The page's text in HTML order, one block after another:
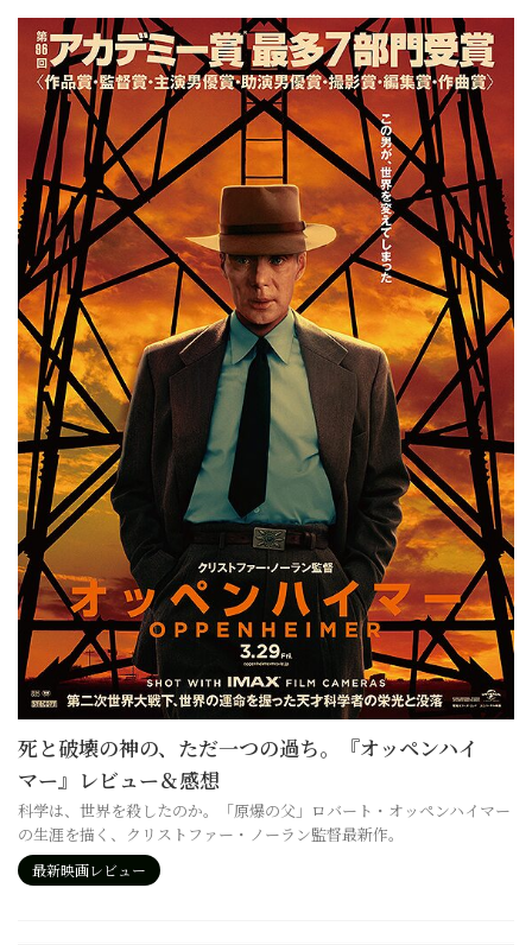
死と破壊の神の、ただ一つの過ち。『オッペンハイ
マー』レビュー＆感想
科学は、世界を殺したのか。「原爆の父」ロバート・オッペンハイマー
の生涯を描く、クリストファー・ノーラン監督最新作。
最新映画レビュー